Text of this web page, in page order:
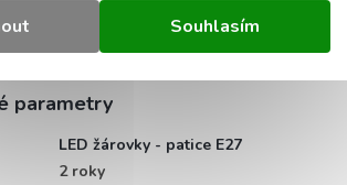
Souhlasím
produktu
není dostupný
parametry
LED žárovky - patice E27
2 roky